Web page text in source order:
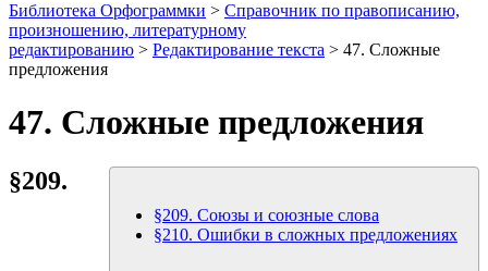
Библиотека Орфограммки > Справочник по правописанию,
произношению, литературному
редактированию > Редактирование текста > 47. Сложные
предложения
47. Сложные предложения
§209. Союзы и союзные слова
§210. Ошибки в сложных предложениях
§209.